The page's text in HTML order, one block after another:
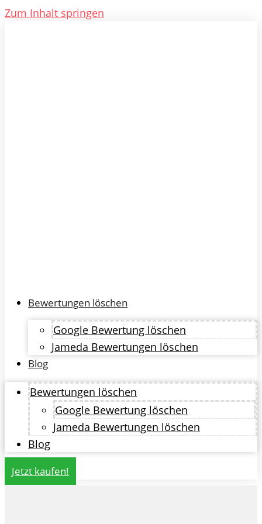
Zum Inhalt springen
Bewertungen löschen
Google Bewertung löschen
Jameda Bewertungen löschen
Blog
Bewertungen löschen
Google Bewertung löschen
Jameda Bewertungen löschen
Blog
Jetzt kaufen!